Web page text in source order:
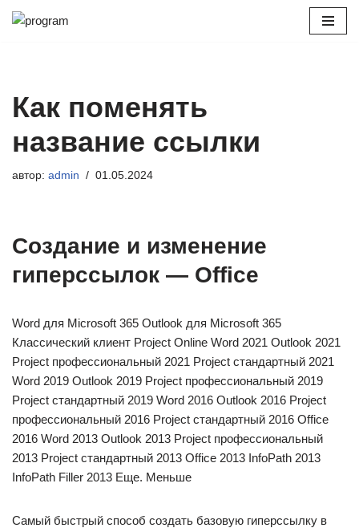
Как поменять
название ссылки
автор: admin 01.05.2024
Создание и изменение
гиперссылок — Office
Word для Microsoft 365 Outlook для Microsoft 365
Классический клиент Project Online Word 2021 Outlook 2021
Project профессиональный 2021 Project стандартный 2021
Word 2019 Outlook 2019 Project профессиональный 2019
Project стандартный 2019 Word 2016 Outlook 2016 Project
профессиональный 2016 Project стандартный 2016 Office
2016 Word 2013 Outlook 2013 Project профессиональный
2013 Project стандартный 2013 Office 2013 InfoPath 2013
InfoPath Filler 2013 Еще. Меньше
Самый быстрый способ создать базовую гиперссылку в